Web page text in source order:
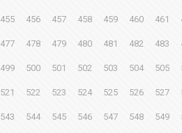
455 456 457 458 459 460 461
477 478 479 480 481 482 483
499 500 501 502 503 504 505
521 522 523 524 525 526 527
543 544 545 546 547 548 549